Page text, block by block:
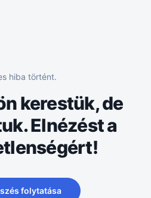
hiba történt.
kerestük, de
Elnézést a
folytatása